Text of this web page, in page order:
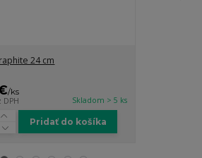
24 cm
/ks
DPH Skladom > 5 ks
Pridať do košíka